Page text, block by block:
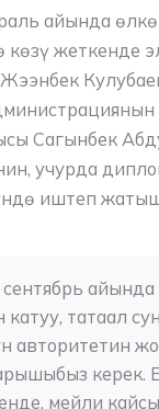
айында өлкө
көзү жеткенде
Сагынбек
учурда
иштеп
катуу, татаал
авторитетин
керек.
мейли